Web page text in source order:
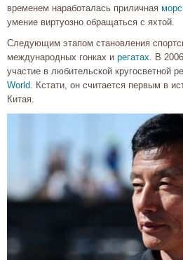
временем наработалась приличная
умение виртуозно обращаться с яхтой.
Следующим этапом становления
международных гонках и регатах . В
участие в любительской кругосветной
World . Кстати, он считается первым в
Китая.